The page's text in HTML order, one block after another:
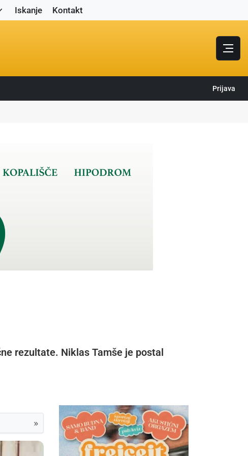
Iskanje Kontakt
Prijava
rezultate. Niklas Tamše je postal
»